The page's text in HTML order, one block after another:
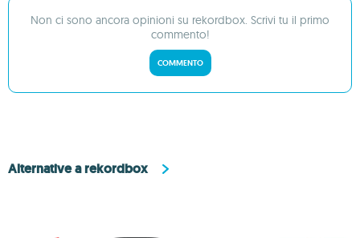
Non ci sono ancora opinioni su rekordbox. Scrivi tu il primo
commento!
COMMENTO
Alternative a rekordbox